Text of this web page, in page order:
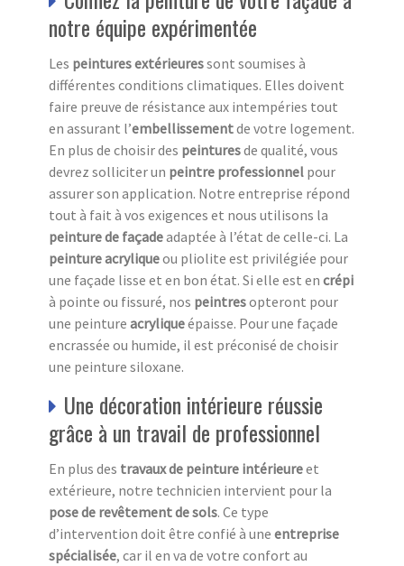
notre équipe expérimentée
Les peintures extérieuressont soumises à
différentes conditions climatiques. Elles doivent
faire preuve de résistance aux intempéries tout
en assurant l’embellissementde votre logement.
En plus de choisir des peinturesde qualité, vous
devrez solliciter un peintre professionnel pour
assurer son application. Notre entreprise répond
tout à fait à vos exigences et nous utilisons la
peinture de façadeadaptée à l’état de celle-ci. La
peinture acryliqueou pliolite est privilégiée pour
une façade lisse et en bon état. Si elle est en crépi
à pointe ou fissuré, nos peintresopteront pour
une peinture acryliqueépaisse. Pour une façade
encrassée ou humide, il est préconisé de choisir
une peinture siloxane.
Une décoration intérieure réussie
grâce à un travail de professionnel
En plus des travaux de peinture intérieureet
extérieure, notre technicien intervient pour la
pose de revêtement de sols. Ce type
d’intervention doit être confié à une entreprise
spécialisée, car il en va de votre confort au